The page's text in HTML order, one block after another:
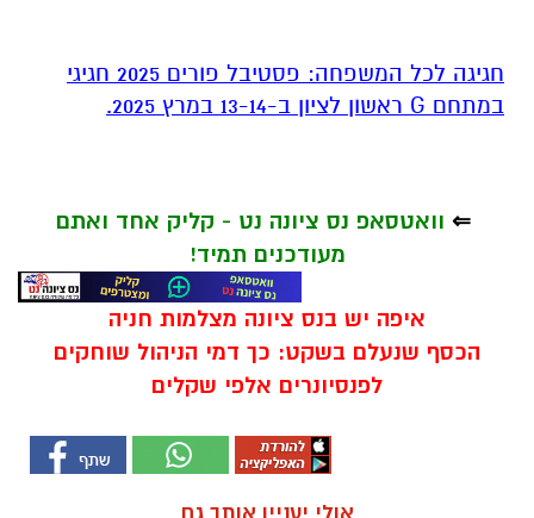
חגיגה לכל המשפחה: פסטיבל פורים 2025 חגיגי
במתחם G ראשון לציון ב-13-14 במרץ 2025.
⇐ וואטסאפ נס ציונה נט - קליק אחד ואתם
מעודכנים תמיד!
איפה יש בנס ציונה מצלמות חניה
הכסף שנעלם בשקט: כך דמי הניהול שוחקים
לפנסיונרים אלפי שקלים